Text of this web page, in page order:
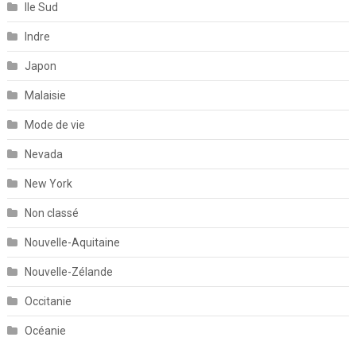
Ile Sud
Indre
Japon
Malaisie
Mode de vie
Nevada
New York
Non classé
Nouvelle-Aquitaine
Nouvelle-Zélande
Occitanie
Océanie